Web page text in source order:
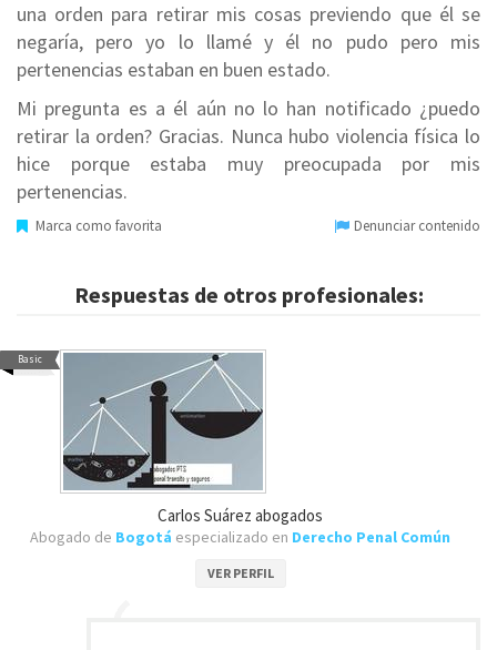
una orden para retirar mis cosas previendo que él se
negaría, pero yo lo llamé y él no pudo pero mis
pertenencias estaban en buen estado.
Mi pregunta es a él aún no lo han notificado ¿puedo
retirar la orden? Gracias. Nunca hubo violencia física lo
hice porque estaba muy preocupada por mis
pertenencias.
Marca como favorita Denunciar contenido
Respuestas de otros profesionales:
Basic
Carlos Suárez abogados
Abogado de Bogotá especializado en Derecho Penal Común
VER PERFIL